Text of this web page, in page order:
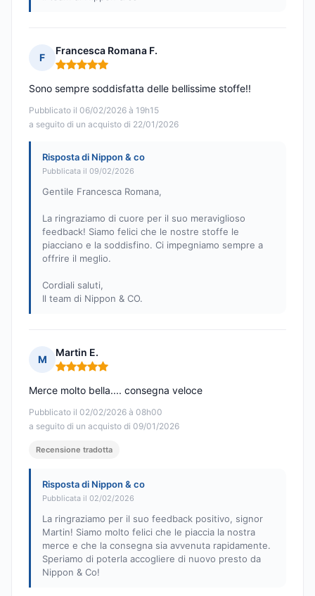
F
Francesca Romana F.
Nota: 5 su 5
Pubblicato il 06/02/2026 à 19h15
a seguito di un acquisto di 22/01/2026
Sono sempre soddisfatta delle bellissime stoffe!!
Risposta di Nippon & co
Pubblicata il 09/02/2026
Gentile Francesca Romana,
La ringraziamo di cuore per il suo meraviglioso
feedback! Siamo felici che le nostre stoffe le
piacciano e la soddisfino. Ci impegniamo sempre a
offrire il meglio.
Cordiali saluti,
Il team di Nippon & CO.
M
Martin E.
Nota: 5 su 5
Pubblicato il 02/02/2026 à 08h00
a seguito di un acquisto di 09/01/2026
Merce molto bella.... consegna veloce
Recensione tradotta
Risposta di Nippon & co
Pubblicata il 02/02/2026
La ringraziamo per il suo feedback positivo, signor
Martin! Siamo molto felici che le piaccia la nostra
merce e che la consegna sia avvenuta rapidamente.
Speriamo di poterla accogliere di nuovo presto da
Nippon & Co!